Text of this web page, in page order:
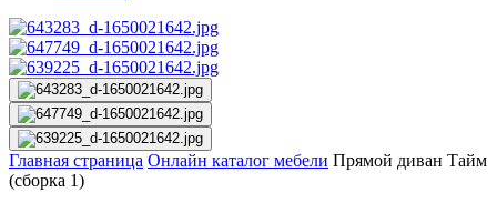
Главная страница Онлайн каталог мебели Прямой диван Тайм
(сборка 1)